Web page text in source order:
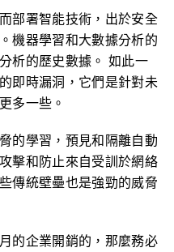
部署智能技術，出於安全
機器學習和大數據分析的
析的歷史數據。 如此一
即時漏洞，它們是針對未
多一些。
的學習，預見和隔離自動
擊和防止來自受訓於網絡
傳統壁壘也是強勁的威脅
的企業開銷的，那麼務必